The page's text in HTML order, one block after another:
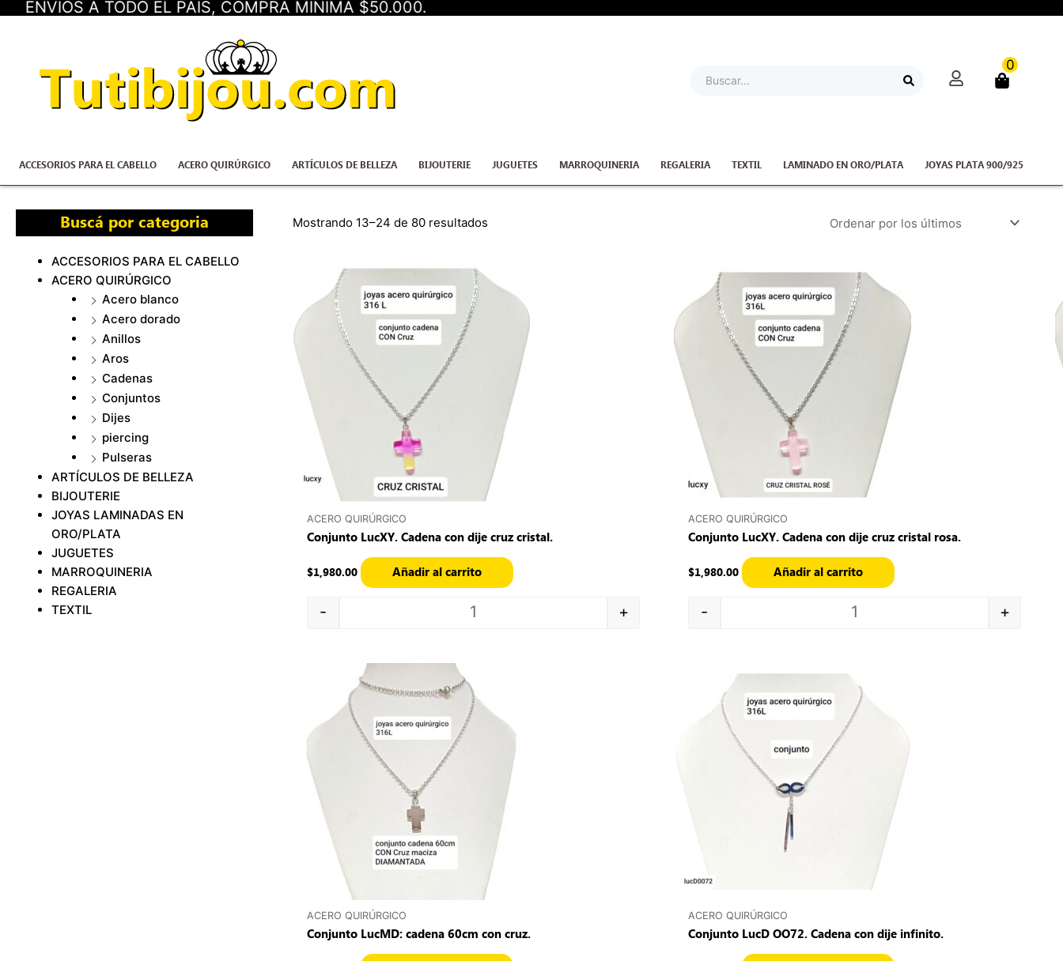
A TODO EL PAÍS, COMPRA MÍNIMA $50.000.
Search
0
ACCESORIOS PARA EL CABELLO ACERO QUIRÚRGICO ARTÍCULOS DE BELLEZA BIJOUTERIE JUGUETES MARROQUINERIA REGALERIA TEXTIL LAMINADO EN ORO/PLATA JOYAS PLATA 900/925
Buscá por categoria
ACCESORIOS PARA EL CABELLO
ACERO QUIRÚRGICO
Acero blanco
Acero dorado
Anillos
Aros
Cadenas
Conjuntos
Dijes
piercing
Pulseras
ARTÍCULOS DE BELLEZA
BIJOUTERIE
JOYAS LAMINADAS EN
ORO/PLATA
JUGUETES
MARROQUINERIA
REGALERIA
TEXTIL
Mostrando 13–24 de 80 resultados
últimos
ACERO QUIRÚRGICO
Conjunto LucXY. Cadena con dije cruz cristal.
$1,980.00
Quantity
- +
Añadir al carrito
ACERO QUIRÚRGICO
Conjunto LucXY. Cadena con dije cruz cristal rosa.
$1,980.00
Quantity
- +
Añadir al carrito
ACERO QUIRÚRGICO
Conjunto LucMD: cadena 60cm con cruz.
ACERO QUIRÚRGICO
Conjunto LucD OO72. Cadena con dije infinito.